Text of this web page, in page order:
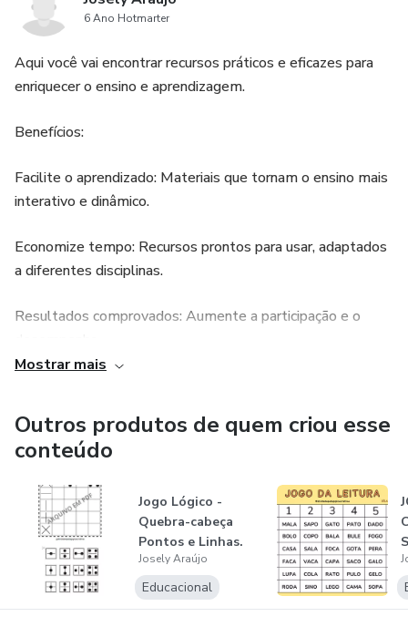
6 Ano Hotmarter
Aqui você vai encontrar recursos práticos e eficazes para
enriquecer o ensino e aprendizagem.
Benefícios:
Facilite o aprendizado: Materiais que tornam o ensino mais
interativo e dinâmico.
Economize tempo: Recursos prontos para usar, adaptados
a diferentes disciplinas.
Resultados comprovados: Aumente a participação e o
Os recursos são destinados para pedagogos,
psicopedagogos, papais, mamães e educadores em geral.
Adquira quantos recursos desejar por um preço acessível.
Mostrar mais
Outros produtos de quem criou esse
conteúdo
Jogo Lógico -
Quebra-cabeça
Pontos e Linhas.
Josely Araújo
Educacional